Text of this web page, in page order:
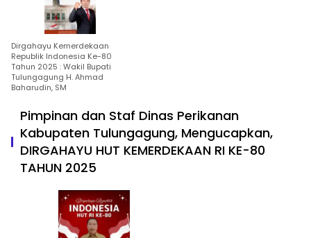
Dirgahayu Kemerdekaan
Republik Indonesia Ke-80
Tahun 2025 : Wakil Bupati
Tulungagung H. Ahmad
Baharudin, SM
Pimpinan dan Staf Dinas Perikanan
Kabupaten Tulungagung, Mengucapkan,
DIRGAHAYU HUT KEMERDEKAAN RI KE-80
TAHUN 2025